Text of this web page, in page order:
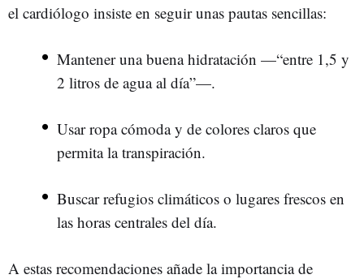
el cardiólogo insiste en seguir unas pautas sencillas:
Mantener una buena hidratación —“entre 1,5 y
2 litros de agua al día”—.
Usar ropa cómoda y de colores claros que
permita la transpiración.
Buscar refugios climáticos o lugares frescos en
las horas centrales del día.
A estas recomendaciones añade la importancia de